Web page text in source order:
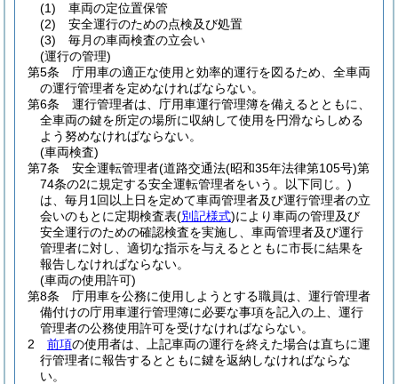
(1)
車両の定位置保管
(2)
安全運行のための点検及び処置
(3)
毎月の車両検査の立会い
(運行の管理)
第5条
庁用車の適正な使用と効率的運行を図るため、全車両
の運行管理者を定めなければならない。
第6条
運行管理者は、庁用車運行管理簿を備えるとともに、
全車両の鍵を所定の場所に収納して使用を円滑ならしめる
よう努めなければならない。
(車両検査)
第7条
安全運転管理者(道路交通法(昭和35年法律第105号)第
74条の2に規定する安全運転管理者をいう。以下同じ。)
は、毎月1回以上日を定めて車両管理者及び運行管理者の立
会いのもとに定期検査表(別記様式)により車両の管理及び
安全運行のための確認検査を実施し、車両管理者及び運行
管理者に対し、適切な指示を与えるとともに市長に結果を
報告しなければならない。
(車両の使用許可)
第8条
庁用車を公務に使用しようとする職員は、運行管理者
備付けの庁用車運行管理簿に必要な事項を記入の上、運行
管理者の公務使用許可を受けなければならない。
2
前項の使用者は、上記車両の運行を終えた場合は直ちに運
行管理者に報告するとともに鍵を返納しなければならな
い。